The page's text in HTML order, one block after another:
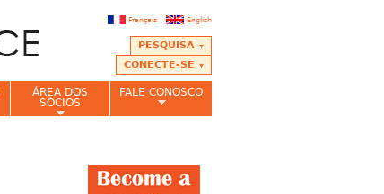
English
Français
PESQUISA
CONECTE-SE
ÁREA DOS
SÓCIOS
FALE CONOSCO